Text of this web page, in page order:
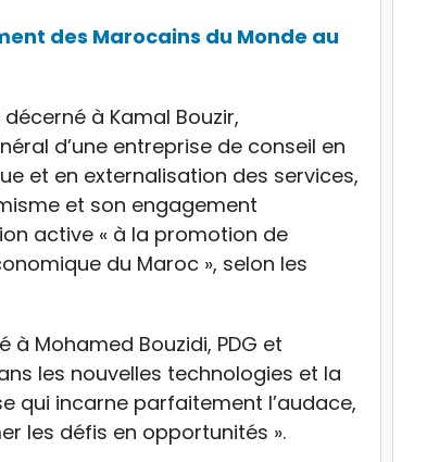
des Marocains du Monde au
à Kamal Bouzir,
d’une entreprise de conseil en
et en externalisation des services,
et son engagement
active « à la promotion de
du Maroc », selon les
à Mohamed Bouzidi, PDG et
les nouvelles technologies et la
qui incarne parfaitement l’audace,
les défis en opportunités ».